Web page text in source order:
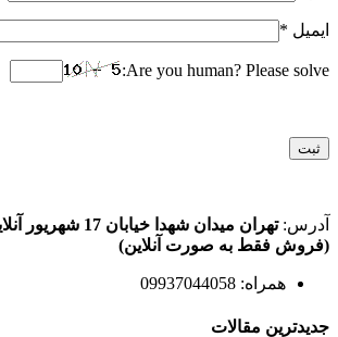
ایمیل *
Are you human? Please solve:
آدرس:تهران میدان شهدا خیابان 17 شهریور آنلاین شاپ کافه عطار
(فروش فقط به صورت آنلاین)
همراه: 09937044058
جدیدترین مقالات